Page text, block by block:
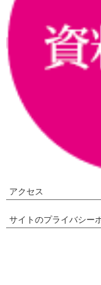
アクセス
サイトのプライバシー